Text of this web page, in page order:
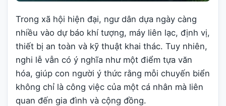
Trong xã hội hiện đại, ngư dân dựa ngày càng
nhiều vào dự báo khí tượng, máy liên lạc, định vị,
thiết bị an toàn và kỹ thuật khai thác. Tuy nhiên,
nghi lễ vẫn có ý nghĩa như một điểm tựa văn
hóa, giúp con người ý thức rằng mỗi chuyến biển
không chỉ là công việc của một cá nhân mà liên
quan đến gia đình và cộng đồng.